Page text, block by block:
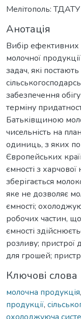
Мелітополь: ТДАТУ
Анотація
Вибір ефективних
молочної
задач, які
забезпечення
терміну
Батьківщиною
чисельність на
одиниць, з яких
Європейських
ємності з харчової
зберігається
яке не дозволяє
ємності;
робочих частин,
ємності
розливу; пристрої
для грошей;
Ключові слова
молочна продукція,
продукції,